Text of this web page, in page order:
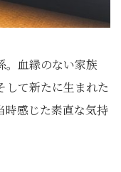
。血縁のない家族
して新たに生まれた
時感じた素直な気持